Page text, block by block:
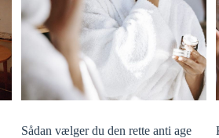
Sådan vælger du den rette anti age